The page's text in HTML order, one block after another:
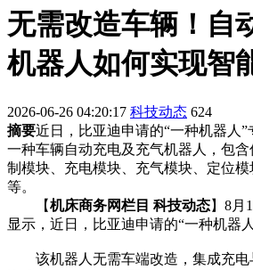
无需改造车辆！自
机器人如何实现智
2026-06-26 04:20:17 科技动态 624
摘要近日，比亚迪申请的“一种机器人
一种车辆自动充电及充气机器人，包
制模块、充电模块、充气模块、定位
等。
【机床商务网栏目 科技动态】8月
显示，近日，比亚迪申请的“一种机器
该机器人无需车端改造，集成充电